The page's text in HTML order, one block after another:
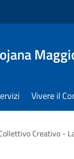
Vivere il
Creativo -